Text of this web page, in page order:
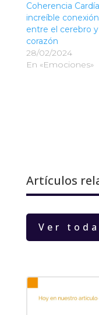
Coherencia
increíble conexión
entre el cerebro
corazón
28/02/2024
En «Emociones»
Artículos
Ver